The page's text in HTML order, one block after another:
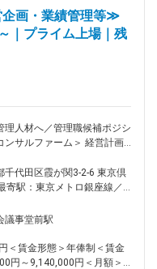
ができます。 ◎成長を続け
経営に近い立場で法務業務
身の専門性の両面で成長を実
経験は、今後のキャリアに
◎契約法務に留まらず、会
マネジメント強化などにも
が可能です。 ■ビジネ
ルティング）について： 主
る新規事業創出や、成長戦
＞ ・法務・ガバナンス・財
なる機能を担っており、各
連携しながら業務を推進し
成されており、そのうち法
ンバーは4名となります。 変更の範囲：会社の定める業務
企画・業績管理等≫
｜プライム上場｜残
理人材へ／管理職候補ポジシ
ファーム＞ 経営計画
担っていただきます。入社
プレイングマネジャーとし
ながら、メンバー育成を含
営層と直接議論しなが
績管理やプロジェクト収支
実差異分析） ・経営陣へ
千代田区霞が関3-2-6 東京倶
寄駅：東京メトロ銀座線／
煙変更の範囲：会社の定め
議事堂前駅
＜賃金形態＞年俸制＜賃金
円～9,140,000円＜月額＞